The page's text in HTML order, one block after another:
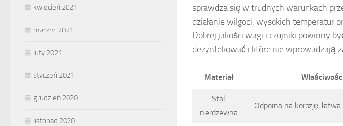
sprawdza się w trudnych warunkach
działanie wilgoci, wysokich temperatur
Dobrej jakości wagi i czujniki powinny
dezynfekować i które nie wprowadzają
Materiał Właściwości
Stal
nierdzewna
Odporna na korozję, łatwa
kwiecień 2021
marzec 2021
luty 2021
styczeń 2021
grudzień 2020
listopad 2020